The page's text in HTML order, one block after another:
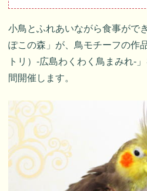
小鳥とふれあいながら食事がで
ぽこの森」が、鳥モチーフの作
トリ）-広島わくわく鳥まみれ-
間開催します。